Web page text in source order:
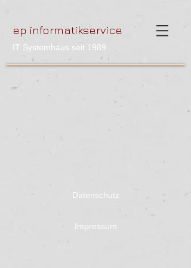
ep informatikservice
IT Systemhaus seit 1989
Datenschutz
Impressum